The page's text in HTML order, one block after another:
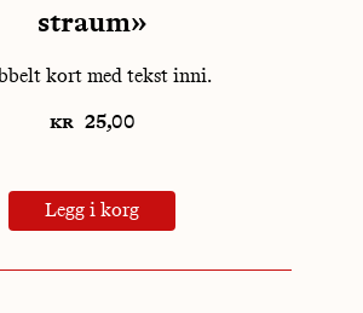
straum»
kort med tekst inni.
kr 25,00
Legg i korg